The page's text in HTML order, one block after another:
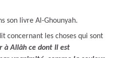
son livre Al-Ghounyah.
concernant les choses qui sont
à Allâh ce dont Il est